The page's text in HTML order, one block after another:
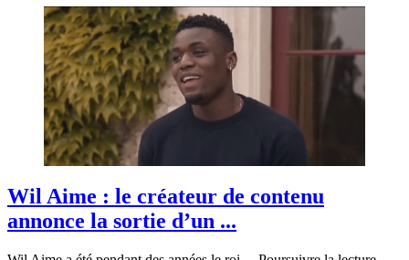
Wil Aime : le créateur de contenu
annonce la sortie d’un ...